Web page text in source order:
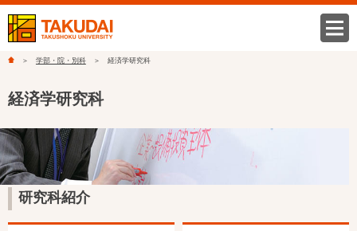
学部・院・別科 経済学研究科
経済学研究科
研究科紹介